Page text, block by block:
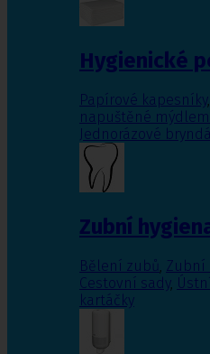
Hygienické
Papírové kapesníky,
napuštěné mýdlem
Jednorázové
Zubní
Bělení zubů, Zubní
Cestovní sady,
kartáčky